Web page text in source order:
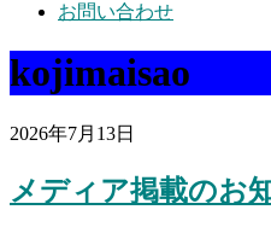
お問い合わせ
kojimaisao
2026年7月13日
メディア掲載のお